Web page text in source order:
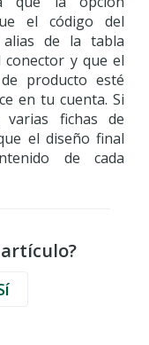
el código del
de la tabla
conector y que el
producto esté
en tu cuenta. Si
fichas de
el diseño final
de cada